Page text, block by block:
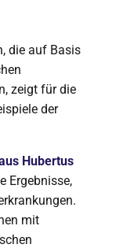
die auf Basis
zeigt für die
der
Hubertus
Ergebnisse,
mit